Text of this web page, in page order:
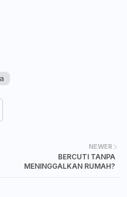
NEWER
BERCUTI TANPA
MENINGGALKAN RUMAH?